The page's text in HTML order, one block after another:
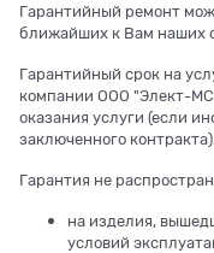
Гарантийный ремонт
ближайших к Вам наших
Гарантийный срок на
компании ООО "Элект-
оказания услуги (если
заключенного контракта).
Гарантия не
на изделия,
условий